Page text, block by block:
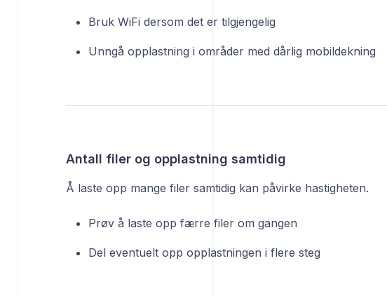
Bruk WiFi dersom det er tilgjengelig
Unngå opplastning i områder med dårlig mobildekning
Antall filer og opplastning samtidig
Å laste opp mange filer samtidig kan påvirke hastigheten.
Prøv å laste opp færre filer om gangen
Del eventuelt opp opplastningen i flere steg